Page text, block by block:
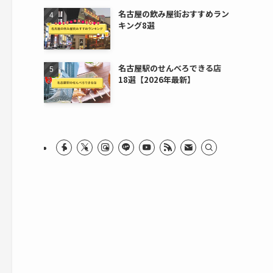
名古屋の飲み屋街おすすめラン
キング8選
名古屋駅のせんべろできる店
18選【2026年最新】